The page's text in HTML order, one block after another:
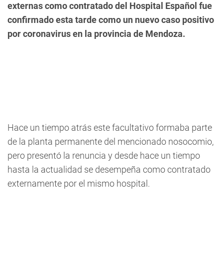
externas como contratado del Hospital Español fue
confirmado esta tarde como un nuevo caso positivo
por coronavirus en la provincia de Mendoza.
Hace un tiempo atrás este facultativo formaba parte
de la planta permanente del mencionado nosocomio,
pero presentó la renuncia y desde hace un tiempo
hasta la actualidad se desempeña como contratado
externamente por el mismo hospital.